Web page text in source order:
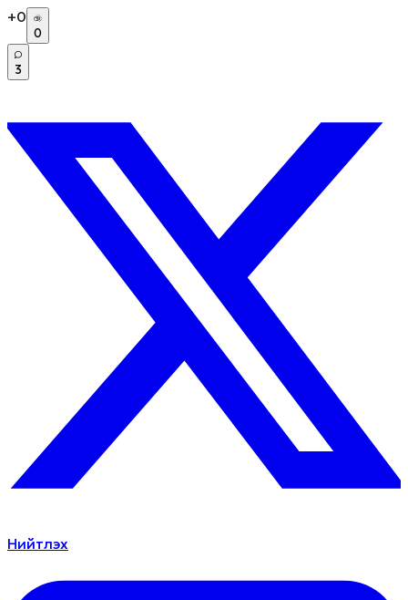
+0
0
3
Нийтлэх